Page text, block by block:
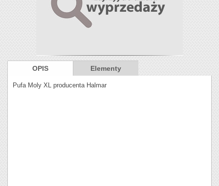
OPIS Elementy
Pufa Moly XL producenta Halmar